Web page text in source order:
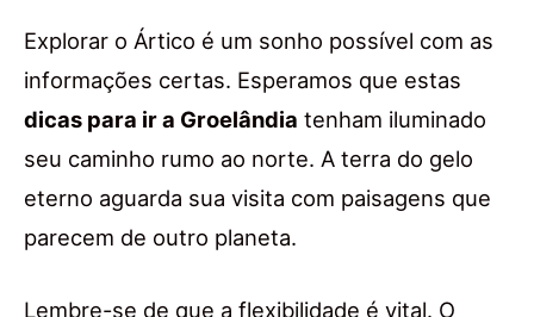
Explorar o Ártico é um sonho possível com as
informações certas. Esperamos que estas
dicas para ir a Groelândia tenham iluminado
seu caminho rumo ao norte. A terra do gelo
eterno aguarda sua visita com paisagens que
parecem de outro planeta.
Lembre-se de que a flexibilidade é vital. O